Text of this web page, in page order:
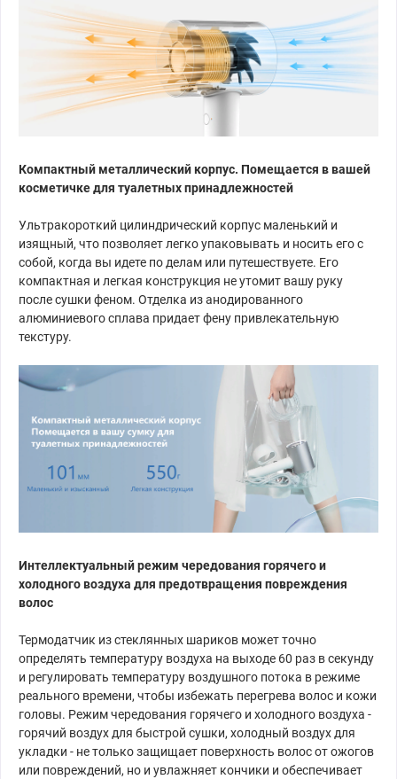
Компактный металлический корпус. Помещается в вашей
косметичке для туалетных принадлежностей
Ультракороткий цилиндрический корпус маленький и
изящный, что позволяет легко упаковывать и носить его с
собой, когда вы идете по делам или путешествуете. Его
компактная и легкая конструкция не утомит вашу руку
после сушки феном. Отделка из анодированного
алюминиевого сплава придает фену привлекательную
текстуру.
Интеллектуальный режим чередования горячего и
холодного воздуха для предотвращения повреждения
волос
Термодатчик из стеклянных шариков может точно
определять температуру воздуха на выходе 60 раз в секунду
и регулировать температуру воздушного потока в режиме
реального времени, чтобы избежать перегрева волос и кожи
головы. Режим чередования горячего и холодного воздуха -
горячий воздух для быстрой сушки, холодный воздух для
укладки - не только защищает поверхность волос от ожогов
или повреждений, но и увлажняет кончики и обеспечивает